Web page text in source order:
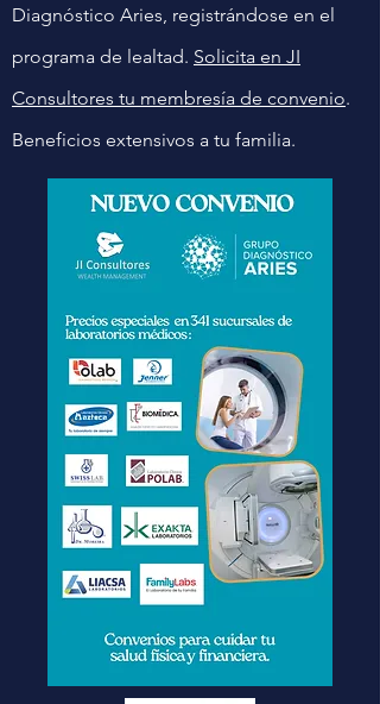
Diagnóstico Aries, registrándose en el
programa de lealtad. Solicita en JI
Consultores tu membresía de convenio.
Beneficios extensivos a tu familia.